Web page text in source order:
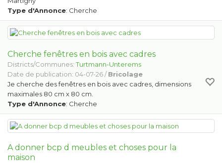
Type d'Annonce: Cherche
Cherche fenêtres en bois avec cadres
Districts/Communes:Turtmann-Unterems
Date de publication: 04-07-26 /Bricolage
Je cherche des fenêtres en bois avec cadres, dimensions
maximales 80 cm x 80 cm.
Type d'Annonce: Cherche
A donner bcp d meubles et choses pour la
maison